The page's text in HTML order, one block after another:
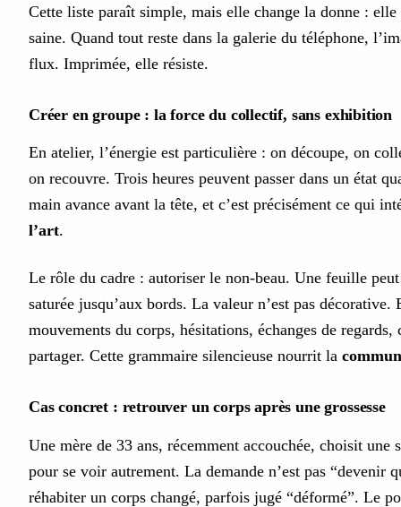
Cette liste paraît simple, mais elle change la donne :
saine. Quand tout reste dans la galerie du téléphone,
flux. Imprimée, elle résiste.
Créer en groupe : la force du collectif, sans exhibition
En atelier, l’énergie est particulière : on découpe, on
on recouvre. Trois heures peuvent passer dans un état
main avance avant la tête, et c’est précisément ce qui
l’art.
Le rôle du cadre : autoriser le non-beau. Une feuille
saturée jusqu’aux bords. La valeur n’est pas décorative.
mouvements du corps, hésitations, échanges de
partager. Cette grammaire silencieuse nourrit la
Cas concret : retrouver un corps après une grossesse
Une mère de 33 ans, récemment accouchée, choisit une
pour se voir autrement. La demande n’est pas “devenir
réhabiter un corps changé, parfois jugé “déformé”. Le